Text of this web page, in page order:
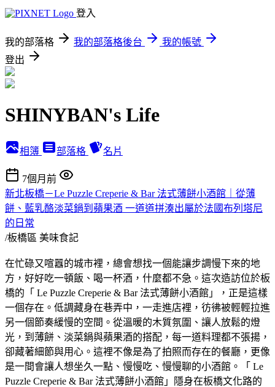
登入
我的部落格 我的部落格後台
我的帳號
登出
SHINYBAN's Life
相簿 部落格 名片
7個月前
新北板橋－Le Puzzle Creperie & Bar 法式薄餅小酒館｜從薄
餅、藍乳酪淡菜鍋到蘋果酒 一道道拼湊出屬於法國布列塔尼
的日常
/板橋區 美味食記
在忙碌又喧囂的城市裡，總會想找一個能讓步調慢下來的地
方，好好吃一頓飯、喝一杯酒，什麼都不急。這次造訪位於板
橋的「 Le Puzzle Creperie & Bar 法式薄餅小酒館」，正是這樣
一個存在。低調藏身在巷弄中，一走進店裡，彷彿被輕輕拉進
另一個節奏緩慢的空間。從溫暖的木質氛圍、讓人放鬆的燈
光，到薄餅、淡菜鍋與蘋果酒的搭配，每一道料理都不張揚，
卻藏著細節與用心。這裡不像是為了拍照而存在的餐廳，更像
是一間會讓人想坐久一點、慢慢吃、慢慢聊的小酒館。「 Le
Puzzle Creperie & Bar 法式薄餅小酒館」隱身在板橋文化路的